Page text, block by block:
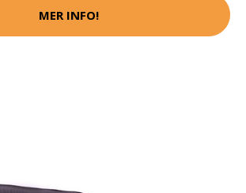
MER INFO!